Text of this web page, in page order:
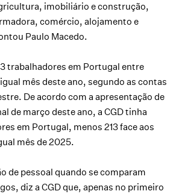
imobiliário e construção,
comércio, alojamento e
Paulo Macedo.
trabalhadores em Portugal entre
mês deste ano, segundo as contas
De acordo com a apresentação de
de março deste ano, a CGD tinha
em Portugal, menos 213 face aos
mês de 2025.
de pessoal quando se comparam
diz a CGD que, apenas no primeiro